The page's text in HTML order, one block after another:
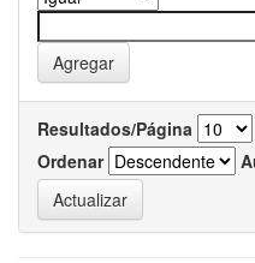
Resultados/Página
Ordenar